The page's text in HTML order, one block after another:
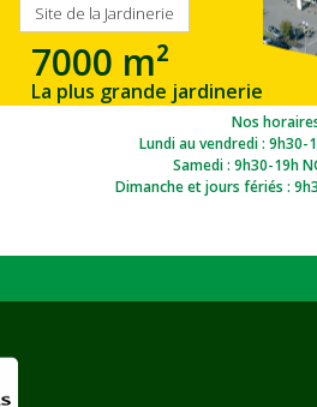
Site de la Jardinerie
7000 m²
La plus grande jardinerie
de la région Ouest
Nos
Lundi au vendredi : 9h30-
Samedi : 9h30-19h
Dimanche et jours fériés :